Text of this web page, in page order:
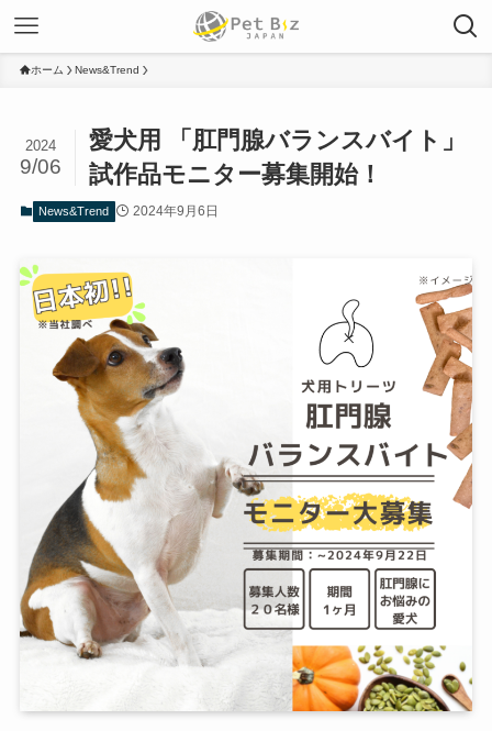
ホーム News&Trend
愛犬用 「肛門腺バランスバイト」
試作品モニター募集開始！
2024
9/06
News&Trend 2024年9月6日